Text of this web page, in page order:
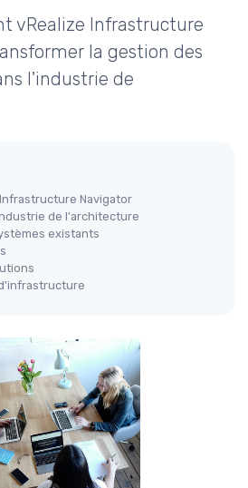
vRealize Infrastructure
la gestion des
l'industrie de
Navigator
de l'architecture
existants